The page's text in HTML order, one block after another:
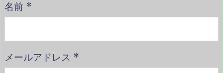
名前 *
メールアドレス *